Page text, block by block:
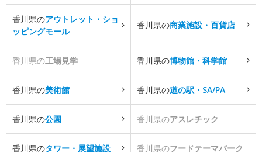
香川県のアウトレット・ショ
ッピングモール
香川県の商業施設・百貨店
香川県の工場見学 香川県の博物館・科学館
香川県の美術館 香川県の道の駅・SA/PA
香川県の公園 香川県のアスレチック
香川県のタワー・展望施設 香川県のフードテーマパーク